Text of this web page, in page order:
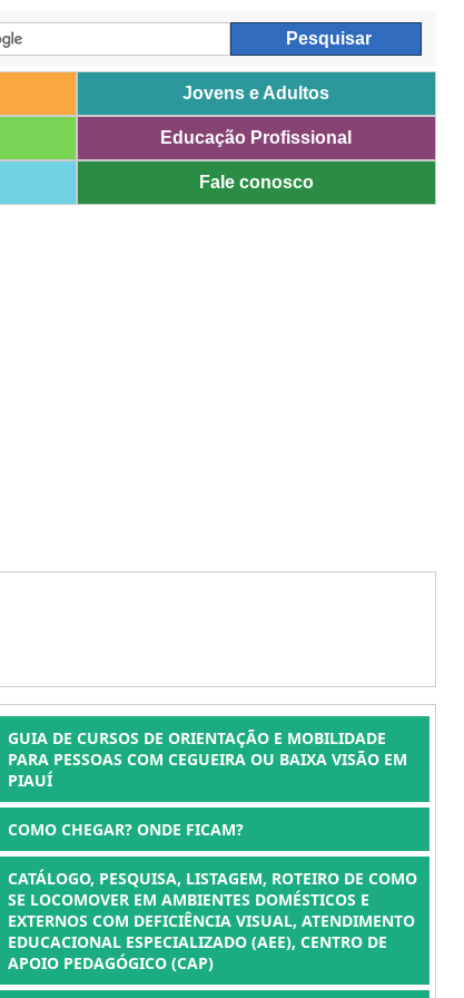
Jovens e Adultos
Educação Profissional
Fale conosco
GUIA DE CURSOS DE ORIENTAÇÃO E MOBILIDADE
PARA PESSOAS COM CEGUEIRA OU BAIXA VISÃO EM
PIAUÍ
COMO CHEGAR? ONDE FICAM?
CATÁLOGO, PESQUISA, LISTAGEM, ROTEIRO DE COMO
SE LOCOMOVER EM AMBIENTES DOMÉSTICOS E
EXTERNOS COM DEFICIÊNCIA VISUAL, ATENDIMENTO
EDUCACIONAL ESPECIALIZADO (AEE), CENTRO DE
APOIO PEDAGÓGICO (CAP)